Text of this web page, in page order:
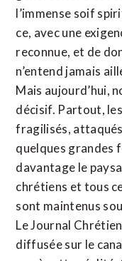
l’immense soif
ce, avec une
reconnue, et de
n’entend jamais
Mais aujourd’hui,
décisif. Partout,
fragilisés,
quelques
davantage le
chrétiens et tous
sont maintenus
Le Journal
diffusée sur le